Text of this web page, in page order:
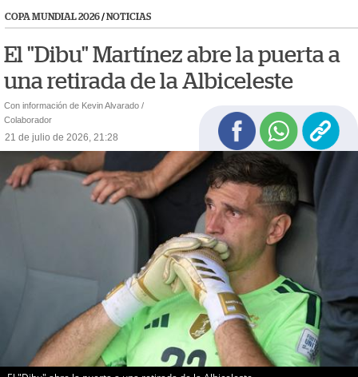
COPA MUNDIAL 2026/NOTICIAS
El "Dibu" Martínez abre la puerta a
una retirada de la Albiceleste
Con información de Kevin Alvarado /
Colaborador
21 de julio de 2026, 21:28